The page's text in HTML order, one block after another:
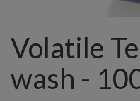
Volatile
wash -